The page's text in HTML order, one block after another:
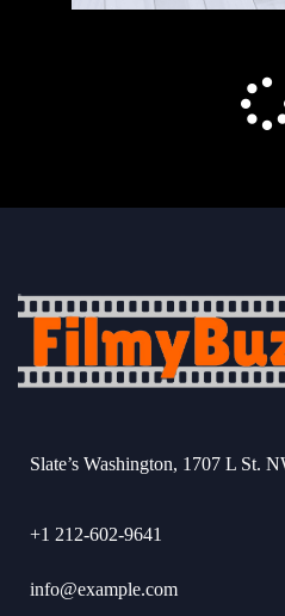
Slate’s Washington, 1707 L St.
+1 212-602-9641
info@example.com